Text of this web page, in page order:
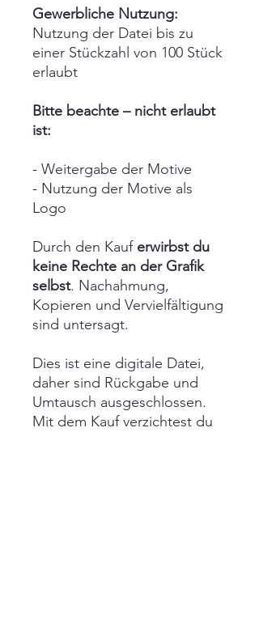
Gewerbliche Nutzung:
Nutzung der Datei bis zu
einer Stückzahl von 100 Stück
erlaubt
Bitte beachte – nicht erlaubt
ist:
- Weitergabe der Motive
- Nutzung der Motive als
Logo
Durch den Kauf erwirbst du
keine Rechte an der Grafik
selbst. Nachahmung,
Kopieren und Vervielfältigung
sind untersagt.
Dies ist eine digitale Datei,
daher sind Rückgabe und
Umtausch ausgeschlossen.
Mit dem Kauf verzichtest du